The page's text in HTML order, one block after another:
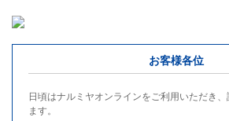
お客様各位
日頃はナルミヤオンラインをご利用いただき
ます。